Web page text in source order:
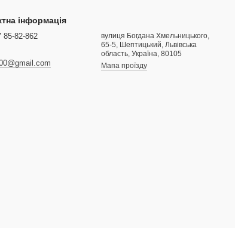
інформація
85-82-862
вулиця Богдана Хмельницького,
65-5, Шептицький, Львівська
область, Україна, 80105
Мапа проїзду